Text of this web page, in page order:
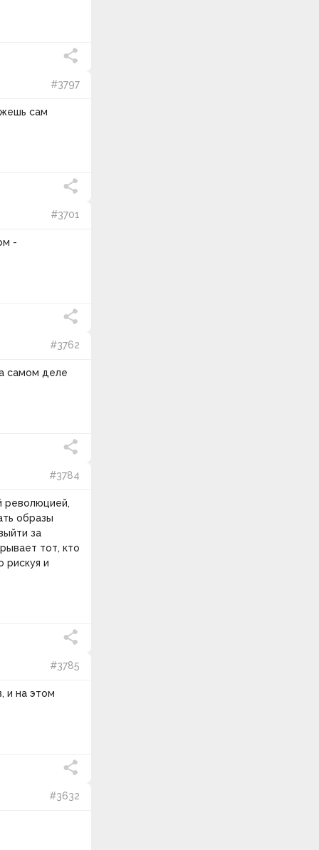
#3797
сам
#3701
-
#3762
самом деле
#3784
революцией,
образы
за
тот, кто
рискуя и
#3785
и на этом
#3632